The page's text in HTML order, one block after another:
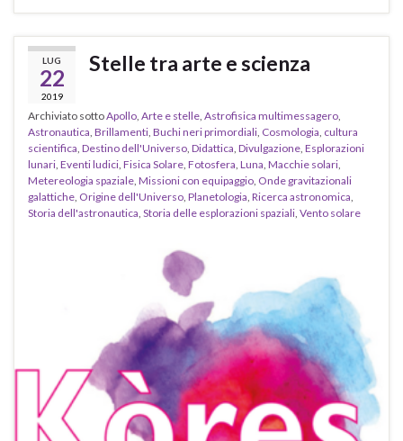
LUG
22
2019
Stelle tra arte e scienza
Archiviato sottoApollo Arte e stelle Astrofisica multimessagero
Astronautica Brillamenti Buchi neri primordiali Cosmologia cultura
scientifica Destino dell'Universo Didattica Divulgazione Esplorazioni
lunari Eventi ludici Fisica Solare Fotosfera Luna Macchie solari
Metereologia spaziale Missioni con equipaggio Onde gravitazionali
galattiche Origine dell'Universo Planetologia Ricerca astronomica
Storia dell'astronautica Storia delle esplorazioni spaziali Vento solare